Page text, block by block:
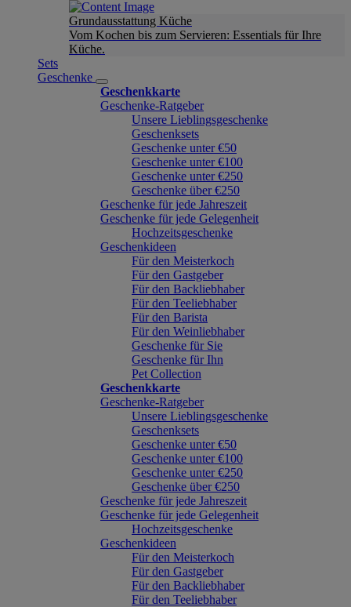
Grundausstattung Küche
Vom Kochen bis zum Servieren: Essentials für Ihre
Küche.
Sets
Geschenke
Geschenkkarte
Geschenke-Ratgeber
Unsere Lieblingsgeschenke
Geschenksets
Geschenke unter €50
Geschenke unter €100
Geschenke unter €250
Geschenke über €250
Geschenke für jede Jahreszeit
Geschenke für jede Gelegenheit
Hochzeitsgeschenke
Geschenkideen
Für den Meisterkoch
Für den Gastgeber
Für den Backliebhaber
Für den Teeliebhaber
Für den Barista
Für den Weinliebhaber
Geschenke für Sie
Geschenke für Ihn
Pet Collection
Geschenkkarte
Geschenke-Ratgeber
Unsere Lieblingsgeschenke
Geschenksets
Geschenke unter €50
Geschenke unter €100
Geschenke unter €250
Geschenke über €250
Geschenke für jede Jahreszeit
Geschenke für jede Gelegenheit
Hochzeitsgeschenke
Geschenkideen
Für den Meisterkoch
Für den Gastgeber
Für den Backliebhaber
Für den Teeliebhaber